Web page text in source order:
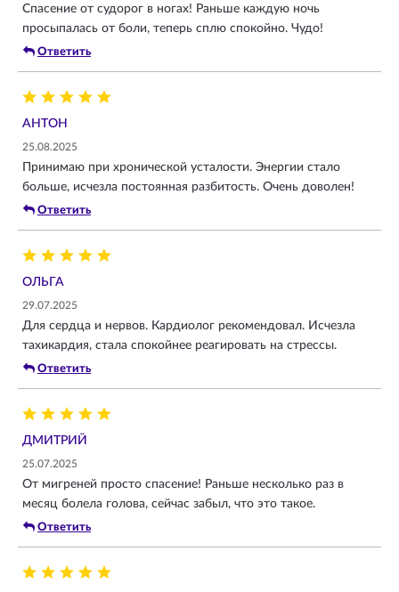
Спасение от судорог в ногах! Раньше каждую ночь
просыпалась от боли, теперь сплю спокойно. Чудо!
Ответить
АНТОН
25.08.2025
Принимаю при хронической усталости. Энергии стало
больше, исчезла постоянная разбитость. Очень доволен!
Ответить
ОЛЬГА
29.07.2025
Для сердца и нервов. Кардиолог рекомендовал. Исчезла
тахикардия, стала спокойнее реагировать на стрессы.
Ответить
ДМИТРИЙ
25.07.2025
От мигреней просто спасение! Раньше несколько раз в
месяц болела голова, сейчас забыл, что это такое.
Ответить